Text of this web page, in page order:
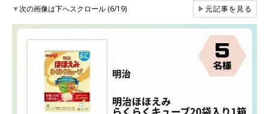
▼次の画像は下へスクロール (6/19) ▶元記事を見る